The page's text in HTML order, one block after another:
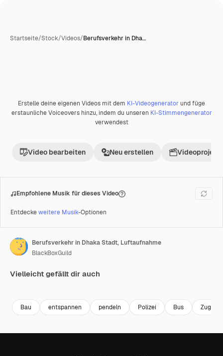
Startseite/Stock/Videos/Berufsverkehr in Dha…
Premium
Erstelle deine eigenen Videos mit dem KI-Videogenerator und füge
erstaunliche Voiceovers hinzu, indem du unseren KI-Stimmengenerator
verwendest
Video bearbeiten Neu erstellen Videoprojekt
Empfohlene Musik für dieses Video
Entdeckeweitere Musik-Optionen
Berufsverkehr in Dhaka Stadt, Luftaufnahme
BlackBoxGuild
Vielleicht gefällt dir auch
Bau entspannen pendeln Polizei Bus Zug